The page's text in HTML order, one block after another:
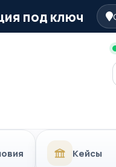
под ключ
Кейсы